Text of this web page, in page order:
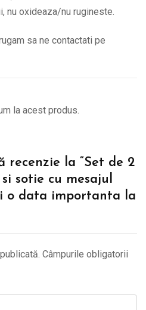
nu oxideaza/nu rugineste.
sa ne contactati pe
la acest produs.
recenzie la “Set de 2
sotie cu mesajul
o data importanta la
Câmpurile obligatorii